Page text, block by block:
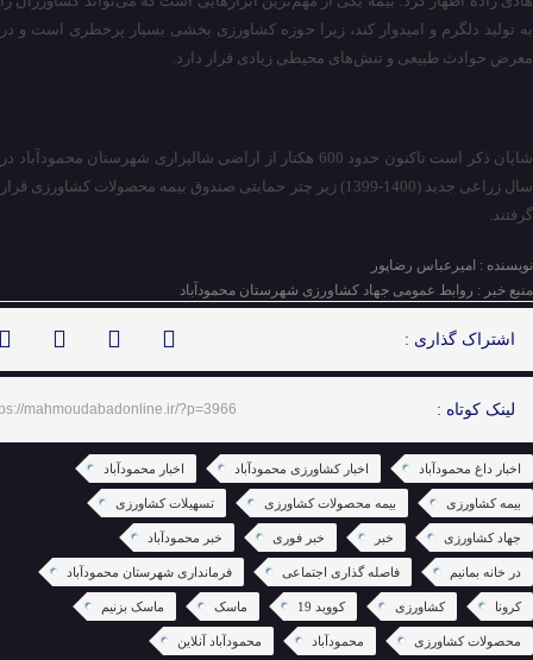
به تولید دلگرم و امیدوار کند، زیرا حوزه کشاورزی بخشی بسیار پرخطری است و در
معرض حوادث طبیعی و تنش‌های محیطی زیادی قرار دارد.
شایان ذکر است تاکنون حدود 600 هکتار از اراضی شالیزاری شهرستان محمودآباد در
سال زراعی جدید (1400-1399) زیر چتر حمایتی صندوق بیمه محصولات کشاورزی قرار
گرفتند.
نویسنده : امیرعباس رضاپور
منبع خبر : روابط عمومی جهاد کشاورزی شهرستان محمودآباد
اشتراک گذاری :
لینک کوتاه : mahmoudabadonline.ir/?p=3966
اخبار داغ محمودآباد اخبار کشاورزی محمودآباد اخبار محمودآباد
بیمه کشاورزی بیمه محصولات کشاورزی تسهیلات کشاورزی
جهاد کشاورزی خبر خبر فوری خبر محمودآباد
در خانه بمانیم فاصله گذاری اجتماعی فرمانداری شهرستان محمودآباد
کرونا کشاورزی کووید 19 ماسک ماسک بزنیم
محصولات کشاورزی محمودآباد محمودآباد آنلاین